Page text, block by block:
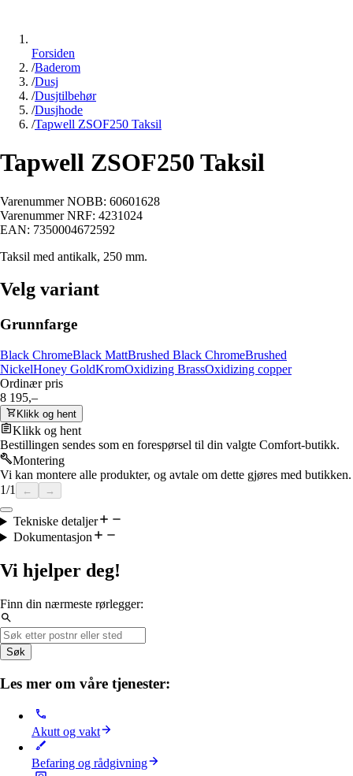
Forsiden
/Baderom
/Dusj
/Dusjtilbehør
/Dusjhode
/Tapwell ZSOF250 Taksil
Tapwell ZSOF250 Taksil
Varenummer NOBB: 60601628
Varenummer NRF: 4231024
EAN: 7350004672592
Taksil med antikalk, 250 mm.
Velg variant
Grunnfarge
Black ChromeBlack MattBrushed Black ChromeBrushed
NickelHoney GoldKromOxidizing BrassOxidizing copper
Ordinær pris
8 195,–
Klikk og hent
Klikk og hent
Bestillingen sendes som en forespørsel til din valgte Comfort-butikk.
Montering
Vi kan montere alle produkter, og avtale om dette gjøres med butikken.
1/1 ← →
Tekniske detaljer
Dokumentasjon
Vi hjelper deg!
Finn din nærmeste rørlegger:
Søk
Les mer om våre tjenester:
Akutt og vakt
Befaring og rådgivning